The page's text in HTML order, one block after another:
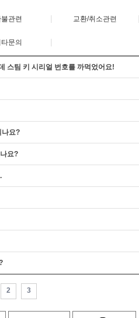
불관련 | 교환/취소관련
문의 |
스팀 키 시리얼 번호를 까먹었어요!
나요?
요?
2 3